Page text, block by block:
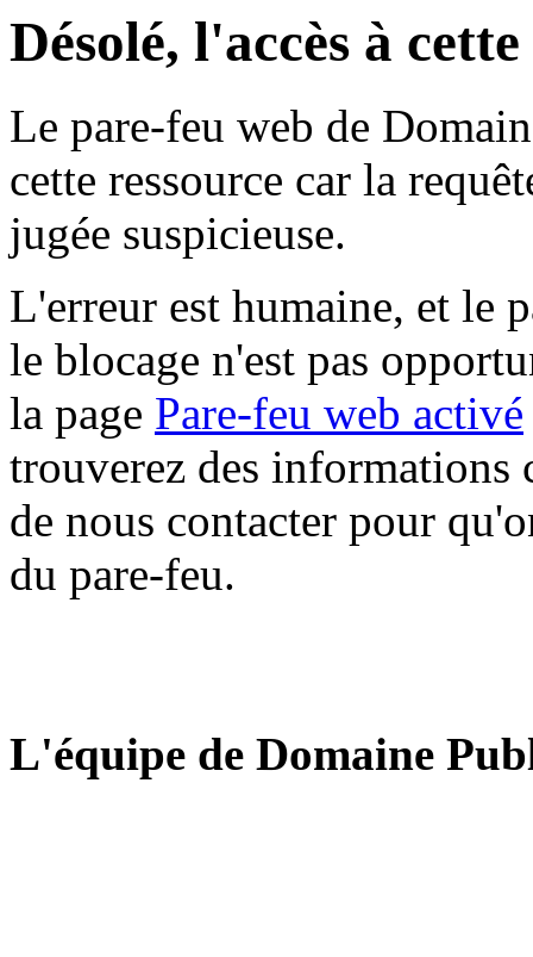
Désolé, l'accès à
Le pare-feu web de
cette ressource car la
jugée suspicieuse.
L'erreur est humaine, et le
le blocage n'est pas
la page Pare-feu web activé
trouverez des informations
de nous contacter pour
du pare-feu.
L'équipe de Domaine